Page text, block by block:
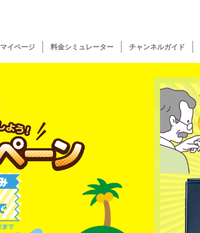
マイページ 料金シミュレーター チャンネルガイド